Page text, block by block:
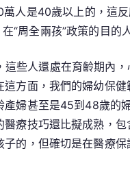
人是40歲以上的，這
周全兩孩”政策的目的
這些人還處在育齡期內
方面，我們的婦幼保
婦甚至是45到48歲的
療技巧還比擬成熟，
的，但確切是在醫療